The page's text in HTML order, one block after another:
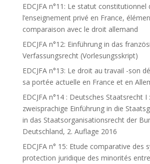
EDCJFA n°11: Le statut constitutionnel
l’enseignement privé en France,
comparaison avec le droit allemand
EDCJFA n°12: Einführung in das
Verfassungsrecht (Vorlesungsskript)
EDCJFA n°13: Le droit au travail -son
sa portée actuelle en France et en
EDCJFA n°14 : Deutsches Staatsrecht I
zweisprachige Einführung in die
in das Staatsorganisationsrecht der
Deutschland, 2. Auflage 2016
EDCJFA n° 15: Etude comparative des
protection juridique des minorités